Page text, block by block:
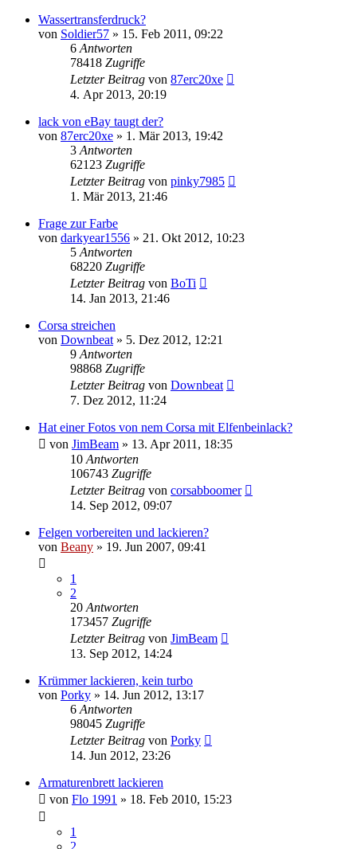
Wassertransferdruck?
von Soldier57 » 15. Feb 2011, 09:22
6 Antworten
78418 Zugriffe
Letzter Beitrag von 87erc20xe
4. Apr 2013, 20:19
lack von eBay taugt der?
von 87erc20xe » 1. Mär 2013, 19:42
3 Antworten
62123 Zugriffe
Letzter Beitrag von pinky7985
1. Mär 2013, 21:46
Frage zur Farbe
von darkyear1556 » 21. Okt 2012, 10:23
5 Antworten
68220 Zugriffe
Letzter Beitrag von BoTi
14. Jan 2013, 21:46
Corsa streichen
von Downbeat » 5. Dez 2012, 12:21
9 Antworten
98868 Zugriffe
Letzter Beitrag von Downbeat
7. Dez 2012, 11:24
Hat einer Fotos von nem Corsa mit Elfenbeinlack?
von JimBeam » 13. Apr 2011, 18:35
10 Antworten
106743 Zugriffe
Letzter Beitrag von corsabboomer
14. Sep 2012, 09:07
Felgen vorbereiten und lackieren?
von Beany » 19. Jun 2007, 09:41
1
2
20 Antworten
173457 Zugriffe
Letzter Beitrag von JimBeam
13. Sep 2012, 14:24
Krümmer lackieren, kein turbo
von Porky » 14. Jun 2012, 13:17
6 Antworten
98045 Zugriffe
Letzter Beitrag von Porky
14. Jun 2012, 23:26
Armaturenbrett lackieren
von Flo 1991 » 18. Feb 2010, 15:23
1
2